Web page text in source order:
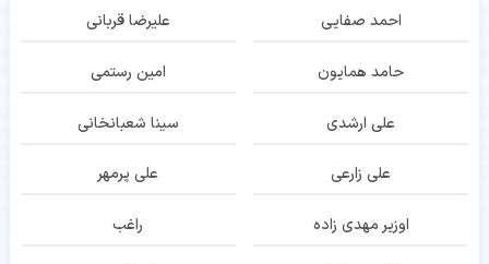
احمد صفایی علیرضا قربانی
حامد همایون امین رستمی
علی ارشدی سینا شعبانخانی
علی زارعی علی پرمهر
اوزیر مهدی زاده راغب